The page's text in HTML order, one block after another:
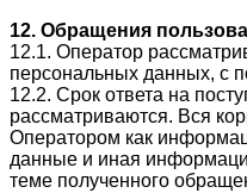
12. Обращения
12.1. Оператор
персональных данных, с
12.2. Срок ответа на
рассматриваются. Вся
Оператором как
данные и иная
теме полученного